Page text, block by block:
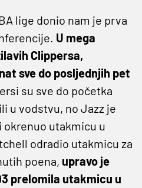
lige donio nam je prva
U mega
Clippersa,
sve do posljednjih pet
su sve do početka
u vodstvu, no Jazz je
okrenuo utakmicu u
odradio utakmicu za
poena, upravo je
prelomila utakmicu u